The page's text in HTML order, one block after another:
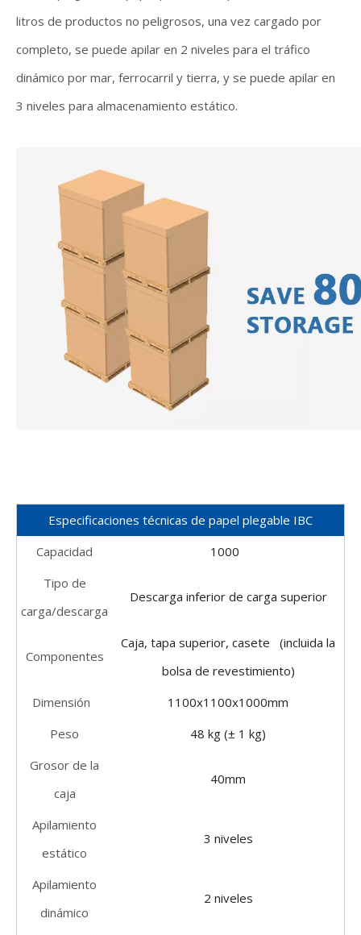
litros de productos no peligrosos, una vez cargado por
completo, se puede apilar en 2 niveles para el tráfico
dinámico por mar, ferrocarril y tierra, y se puede apilar en
3 niveles para almacenamiento estático.
Especificaciones técnicas de papel plegable IBC
Capacidad
1000
Tipo de
carga/descarga
Descarga inferior de carga superior
Componentes
Caja, tapa superior, casete (incluida la
bolsa de revestimiento)
Dimensión
1100x1100x1000mm
Peso
48 kg (± 1 kg)
Grosor de la
caja
40mm
Apilamiento
estático
3 niveles
Apilamiento
dinámico
2 niveles